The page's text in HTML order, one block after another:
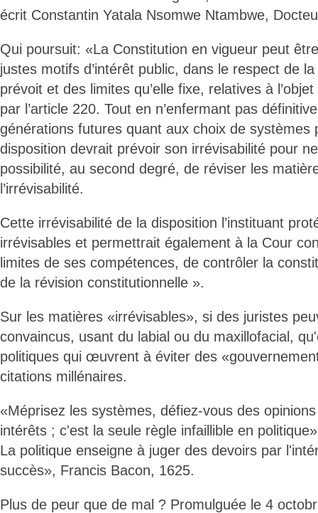
écrit Constantin Yatala Nsomwe Ntambwe,
Qui poursuit: «La Constitution en vigueur peut
justes motifs d’intérêt public, dans le respect de la
prévoit et des limites qu’elle fixe, relatives à
par l’article 220. Tout en n’enfermant pas
générations futures quant aux choix de systèmes
disposition devrait prévoir son irrévisabilité pour
possibilité, au second degré, de réviser les
l’irrévisabilité.
Cette irrévisabilité de la disposition l’instituant
irrévisables et permettrait également à la Cour
limites de ses compétences, de contrôler la
de la révision constitutionnelle ».
Sur les matières «irrévisables», si des juristes
convaincus, usant du labial ou du maxillofacial,
politiques qui œuvrent à éviter des
citations millénaires.
«Méprisez les systèmes, défiez-vous des
intérêts ; c'est la seule règle infaillible en
La politique enseigne à juger des devoirs par
succès», Francis Bacon, 1625.
Plus de peur que de mal ? Promulguée le 4